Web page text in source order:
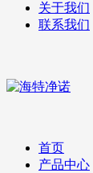
关于我们
联系我们
首页
产品中心